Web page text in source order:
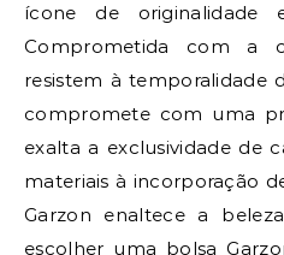
ícone de originalidade
Comprometida com a
resistem à temporalidade
compromete com uma
exalta a exclusividade de
materiais à incorporação
Garzon enaltece a
escolher uma bolsa